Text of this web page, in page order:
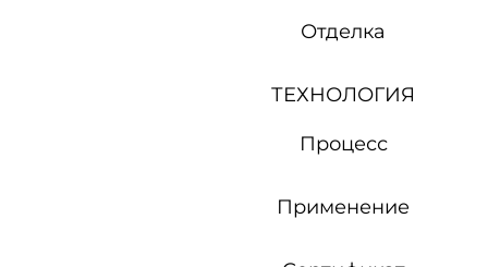
Отделка
ТЕХНОЛОГИЯ
Процесс
Применение